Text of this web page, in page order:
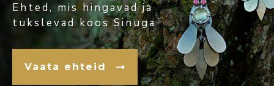
Ehted, mis hingavad ja
tukslevad koos Sinuga
Vaata ehteid